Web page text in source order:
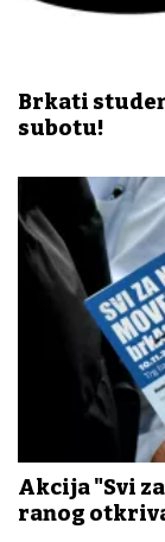
Brkati
subotu!
Akcija "Svi
ranog